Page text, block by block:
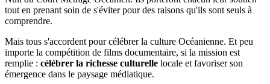
tout en prenant soin de s'éviter pour des raisons qu'ils sont seuls à
comprendre.
Mais tous s'accordent pour célébrer la culture Océanienne. Et peu
importe la compétition de films documentaire, si la mission est
remplie : célébrer la richesse culturelle locale et favoriser son
émergence dans le paysage médiatique.